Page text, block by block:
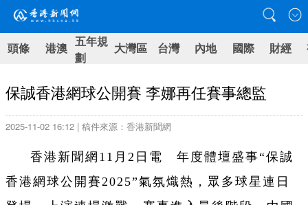
頭條 港澳 五年規
劃
大灣區 台灣 內地 國際 財經
保誠香港網球公開賽 李娜再任賽事總監
2025-11-02 16:12 | 稿件來源：香港新聞網
香港新聞網11月2日電 年度體壇盛事“保誠
香港網球公開賽2025”氣氛熾熱，眾多球星連日